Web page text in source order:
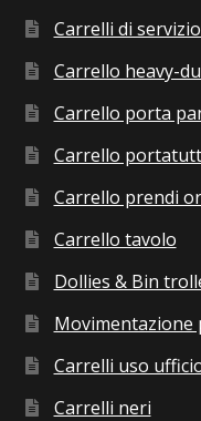
Carrelli di
Carrello heavy-
Carrello porta
Carrello
Carrello prendi
Carrello tavolo
Dollies & Bin
Movimentazione
Carrelli uso
Carrelli neri